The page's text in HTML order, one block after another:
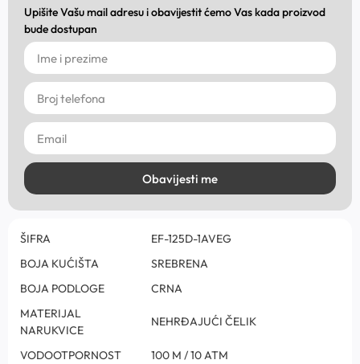
Upišite Vašu mail adresu i obavijestit ćemo Vas kada proizvod
bude dostupan
Obavijesti me
ŠIFRA
EF-125D-1AVEG
BOJA KUĆIŠTA
SREBRENA
BOJA PODLOGE
CRNA
MATERIJAL
NARUKVICE
NEHRĐAJUĆI ČELIK
VODOOTPORNOST
100 M / 10 ATM